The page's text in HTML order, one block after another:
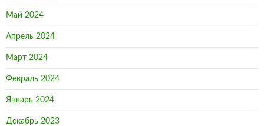
Май 2024
Апрель 2024
Март 2024
Февраль 2024
Январь 2024
Декабрь 2023